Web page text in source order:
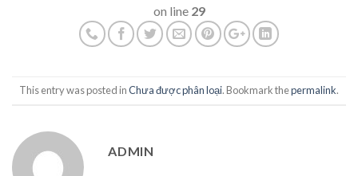
on line 29
This entry was posted inChưa được phân loại. Bookmark thepermalink.
ADMIN